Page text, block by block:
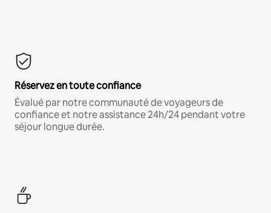
Réservez en toute confiance
Évalué par notre communauté de voyageurs de
confiance et notre assistance 24h/24 pendant votre
séjour longue durée.